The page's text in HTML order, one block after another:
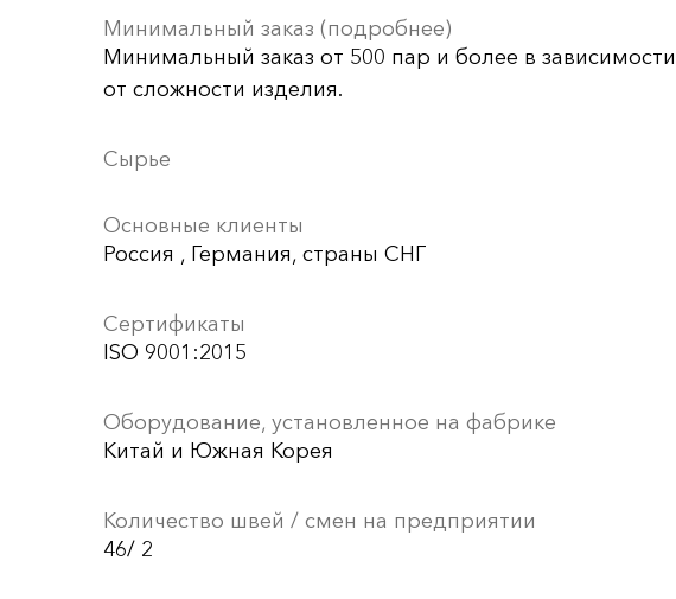
Минимальный заказ (подробнее)
Минимальный заказ от 500 пар и более в зависимости
от сложности изделия.
Сырье
Основные клиенты
Россия , Германия, страны СНГ
Сертификаты
ISO 9001:2015
Оборудование, установленное на фабрике
Китай и Южная Корея
Количество швей / смен на предприятии
46/ 2